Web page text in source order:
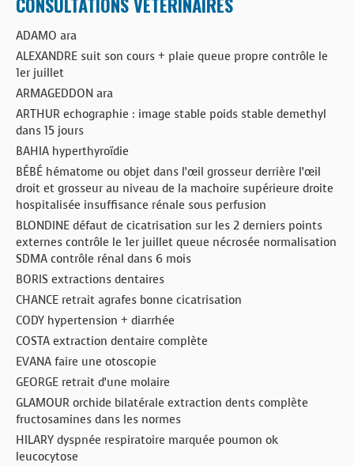
ADAMO ara
ALEXANDRE suit son cours + plaie queue propre contrôle le
1er juillet
ARMAGEDDON ara
ARTHUR echographie : image stable poids stable demethyl
dans 15 jours
BAHIA hyperthyroïdie
BÉBÉ hématome ou objet dans l’œil grosseur derrière l’œil
droit et grosseur au niveau de la machoire supérieure droite
hospitalisée insuffisance rénale sous perfusion
BLONDINE défaut de cicatrisation sur les 2 derniers points
externes contrôle le 1er juillet queue nécrosée normalisation
SDMA contrôle rénal dans 6 mois
BORIS extractions dentaires
CHANCE retrait agrafes bonne cicatrisation
CODY hypertension + diarrhée
COSTA extraction dentaire complète
EVANA faire une otoscopie
GEORGE retrait d’une molaire
GLAMOUR orchide bilatérale extraction dents complète
fructosamines dans les normes
HILARY dyspnée respiratoire marquée poumon ok
leucocytose